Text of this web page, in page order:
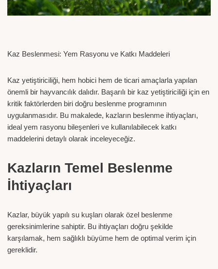
Kaz Beslenmesi: Yem Rasyonu ve Katkı Maddeleri
Kaz yetiştiriciliği, hem hobici hem de ticari amaçlarla yapılan
önemli bir hayvancılık dalıdır. Başarılı bir kaz yetiştiriciliği için en
kritik faktörlerden biri doğru beslenme programının
uygulanmasıdır. Bu makalede, kazların beslenme ihtiyaçları,
ideal yem rasyonu bileşenleri ve kullanılabilecek katkı
maddelerini detaylı olarak inceleyeceğiz.
Kazların Temel Beslenme
İhtiyaçları
Kazlar, büyük yapılı su kuşları olarak özel beslenme
gereksinimlerine sahiptir. Bu ihtiyaçları doğru şekilde
karşılamak, hem sağlıklı büyüme hem de optimal verim için
gereklidir.